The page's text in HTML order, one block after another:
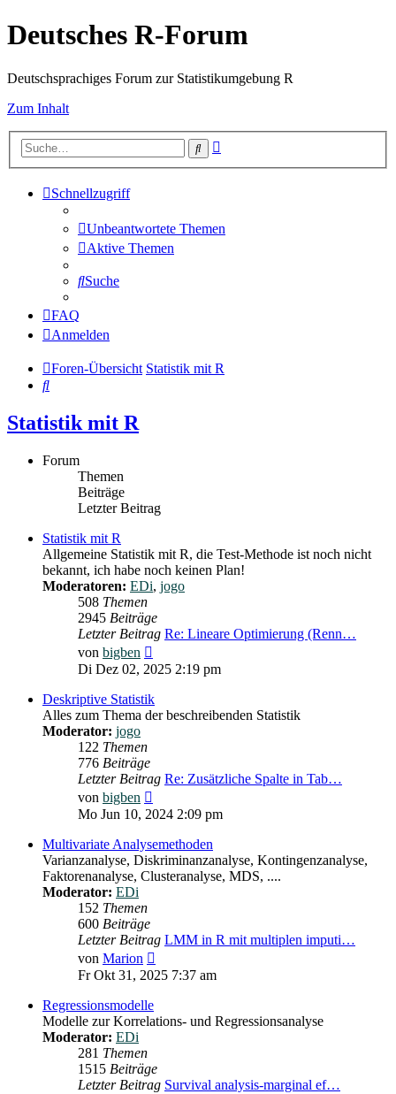
Deutsches R-Forum
Deutschsprachiges Forum zur Statistikumgebung R
Zum Inhalt
Suche
Schnellzugriff
Unbeantwortete Themen
Aktive Themen
Suche
FAQ
Anmelden
Foren-Übersicht Statistik mit R
Suche
Statistik mit R
Forum
Themen
Beiträge
Letzter Beitrag
Statistik mit R
Allgemeine Statistik mit R, die Test-Methode ist noch nicht
bekannt, ich habe noch keinen Plan!
Moderatoren: EDi, jogo
508 Themen
2945 Beiträge
Letzter Beitrag Re: Lineare Optimierung (Renn…
von bigben
Beitrag
Di Dez 02, 2025 2:19 pm
Deskriptive Statistik
Alles zum Thema der beschreibenden Statistik
Moderator: jogo
122 Themen
776 Beiträge
Letzter Beitrag Re: Zusätzliche Spalte in Tab…
von bigben
Beitrag
Mo Jun 10, 2024 2:09 pm
Multivariate Analysemethoden
Varianzanalyse, Diskriminanzanalyse, Kontingenzanalyse,
Faktorenanalyse, Clusteranalyse, MDS, ....
Moderator: EDi
152 Themen
600 Beiträge
Letzter Beitrag LMM in R mit multiplen imputi…
von Marion
Beitrag
Fr Okt 31, 2025 7:37 am
Regressionsmodelle
Modelle zur Korrelations- und Regressionsanalyse
Moderator: EDi
281 Themen
1515 Beiträge
Letzter Beitrag Survival analysis-marginal ef…